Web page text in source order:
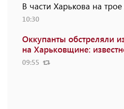
В части Харькова на трое
10:30
Оккупанты обстреляли
на Харьковщине:
09:55